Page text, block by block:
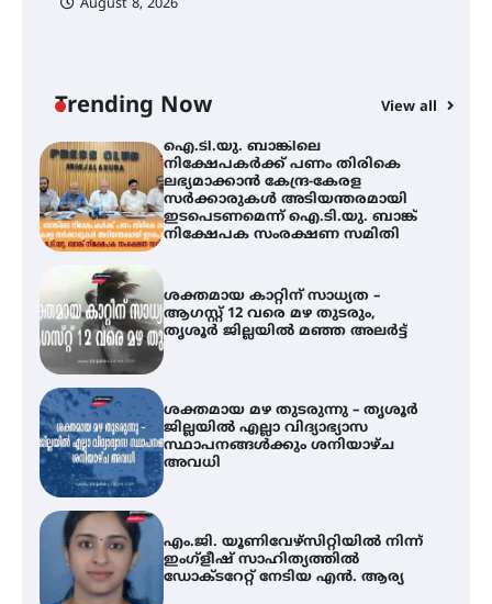
August 8, 2026
Trending Now View all
ഇടപെടണമെന്ന് ഐ.ടി.യു. ബാങ്ക്
നിക്ഷേപക സംരക്ഷണ സമിതി
ശക്തമായ കാറ്റിന് സാധ്യത –
ആഗസ്റ്റ് 12 വരെ മഴ തുടരും,
തൃശൂർ ജില്ലയിൽ മഞ്ഞ അലർട്ട്
ശക്തമായ മഴ തുടരുന്നു – തൃശൂർ
ജില്ലയിൽ എല്ലാ വിദ്യാഭ്യാസ
സ്ഥാപനങ്ങൾക്കും ശനിയാഴ്ച
അവധി
എം.ജി. യൂണിവേഴ്‌സിറ്റിയിൽ നിന്ന്
ഇംഗ്ളീഷ് സാഹിത്യത്തിൽ
ഡോക്ടറേറ്റ് നേടിയ എൻ. ആര്യ
ട്യുണീഷ്യൻ ചിത്രം ” ദി വോയിസ്
ഓഫ് ഹിന്ദ് റജബ് ” ഇരിങ്ങാലക്കുട
ഫിലിം സൊസൈറ്റി ആഗസ്റ്റ് 7
വെള്ളിയാഴ്ച സ്‌ക്രീൻ ചെയ്യുന്നു